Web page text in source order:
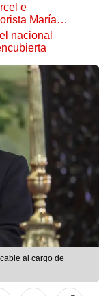
e
María
nacional
al cargo de